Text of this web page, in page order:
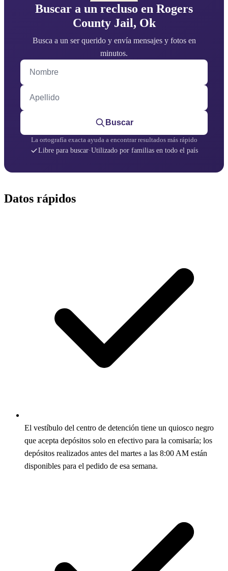
Buscar a un recluso en Rogers
County Jail, Ok
Busca a un ser querido y envía mensajes y fotos en
minutos.
Nombre
Apellido
Buscar
La ortografía exacta ayuda a encontrar resultados más rápido
Libre para buscar·Utilizado por familias en todo el país
Datos rápidos
El vestíbulo del centro de detención tiene un quiosco negro
que acepta depósitos solo en efectivo para la comisaría; los
depósitos realizados antes del martes a las 8:00 AM están
disponibles para el pedido de esa semana.